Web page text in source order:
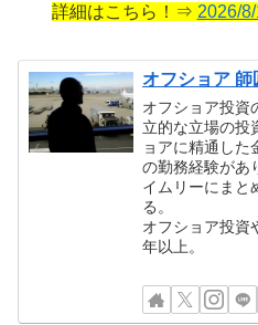
詳細はこちら！⇒ 2026/
オフショア 師
オフショア投資
立的な立場の投
ョアに精通した
の勤務経験があ
イムリーにまと
る。
オフショア投資
年以上。